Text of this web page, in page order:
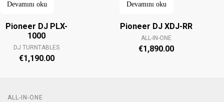
Devamını oku
Pioneer DJ PLX-
1000
DJ TURNTABLES
€1,190.00
Devamını oku
Pioneer DJ XDJ-RR
ALL-IN-ONE
€1,890.00
ALL-IN-ONE